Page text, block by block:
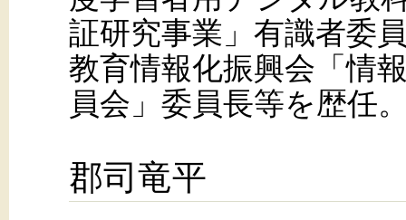
証研究事業」有識者委
教育情報化振興会「情
員会」委員長等を歴任
郡司竜平